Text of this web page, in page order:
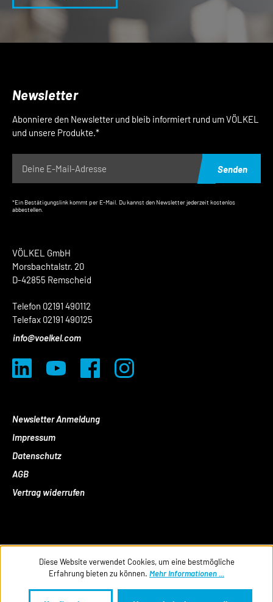
VÖLKEL GmbH
Morsbachtalstr. 20
D-42855 Remscheid
Telefon 02191 490112
Telefax 02191 490125
info@voelkel.com
Newsletter Anmeldung
Impressum
Datenschutz
AGB
Vertrag widerrufen
Newsletter
Abonniere den Newsletter und bleib informiert rund um VÖLKEL
und unsere Produkte.*
Senden
*Ein Bestätigungslink kommt per E-Mail. Du kannst den Newsletter jederzeit kostenlos
abbestellen.
Diese Website verwendet Cookies, um eine bestmögliche
Erfahrung bieten zu können. Mehr Informationen ...